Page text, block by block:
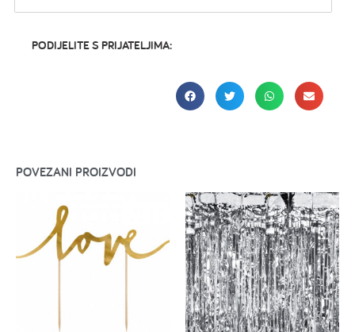
PODIJELITE S PRIJATELJIMA:
POVEZANI PROIZVODI